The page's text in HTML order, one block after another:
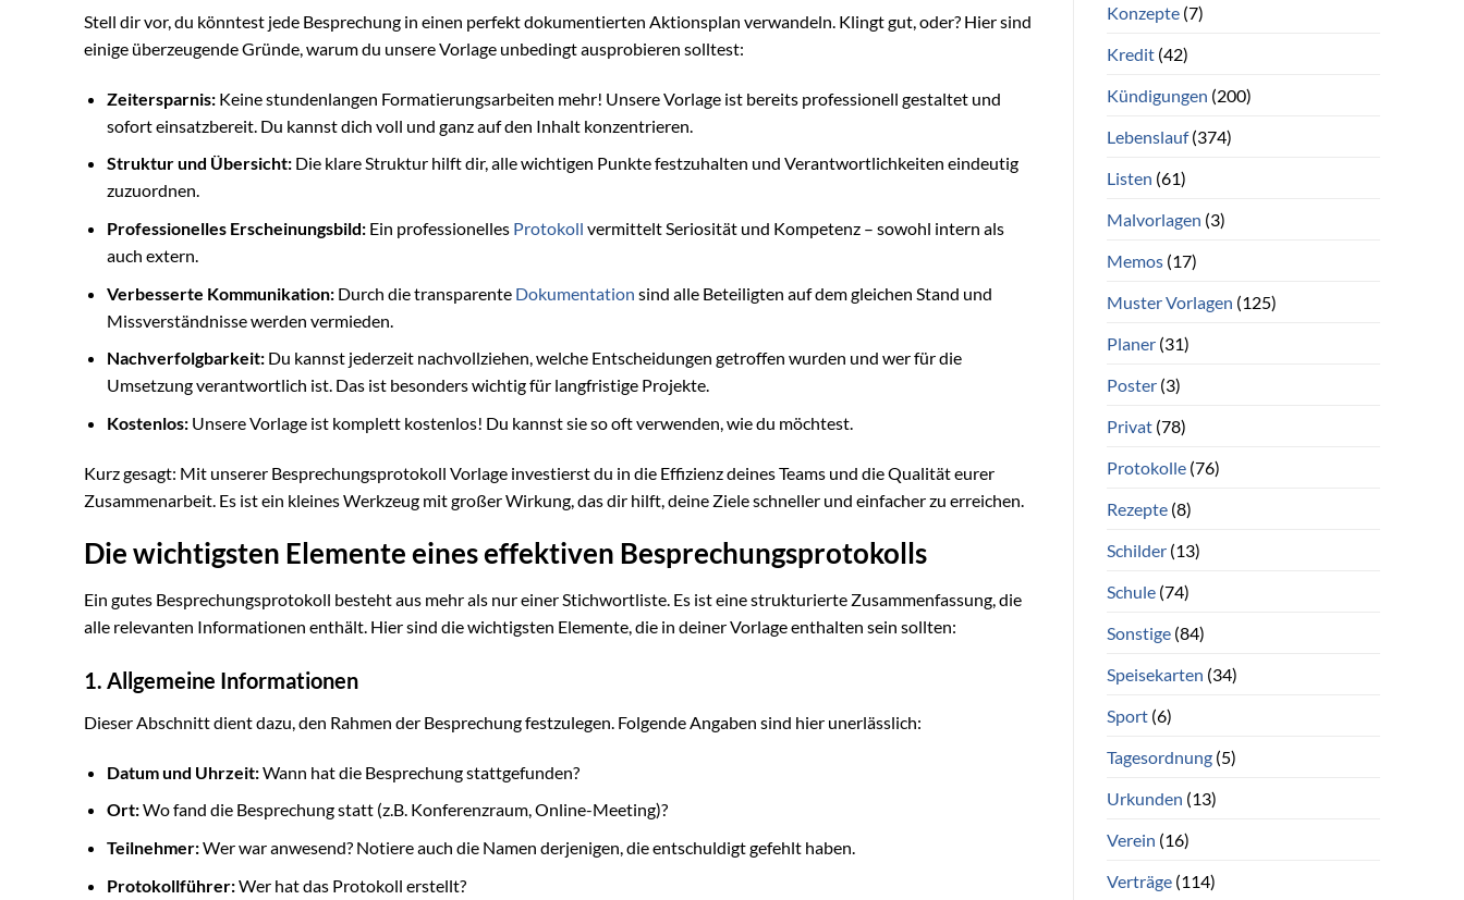
Stell dir vor, du könntest jede Besprechung in einen perfekt dokumentierten Aktionsplan verwandeln. Klingt gut, oder? Hier sind
einige überzeugende Gründe, warum du unsere Vorlage unbedingt ausprobieren solltest:
Zeitersparnis:Keine stundenlangen Formatierungsarbeiten mehr! Unsere Vorlage ist bereits professionell gestaltet und
sofort einsatzbereit. Du kannst dich voll und ganz auf den Inhalt konzentrieren.
Struktur und Übersicht:Die klare Struktur hilft dir, alle wichtigen Punkte festzuhalten und Verantwortlichkeiten eindeutig
zuzuordnen.
Professionelles Erscheinungsbild:Ein professionelles Protokoll vermittelt Seriosität und Kompetenz – sowohl intern als
auch extern.
Verbesserte Kommunikation:Durch die transparente Dokumentation sind alle Beteiligten auf dem gleichen Stand und
Missverständnisse werden vermieden.
Nachverfolgbarkeit:Du kannst jederzeit nachvollziehen, welche Entscheidungen getroffen wurden und wer für die
Umsetzung verantwortlich ist. Das ist besonders wichtig für langfristige Projekte.
Kostenlos:Unsere Vorlage ist komplett kostenlos! Du kannst sie so oft verwenden, wie du möchtest.
Kurz gesagt: Mit unserer Besprechungsprotokoll Vorlage investierst du in die Effizienz deines Teams und die Qualität eurer
Zusammenarbeit. Es ist ein kleines Werkzeug mit großer Wirkung, das dir hilft, deine Ziele schneller und einfacher zu erreichen.
Die wichtigsten Elemente eines effektiven Besprechungsprotokolls
Ein gutes Besprechungsprotokoll besteht aus mehr als nur einer Stichwortliste. Es ist eine strukturierte Zusammenfassung, die
alle relevanten Informationen enthält. Hier sind die wichtigsten Elemente, die in deiner Vorlage enthalten sein sollten:
1. Allgemeine Informationen
Dieser Abschnitt dient dazu, den Rahmen der Besprechung festzulegen. Folgende Angaben sind hier unerlässlich:
Datum und Uhrzeit:Wann hat die Besprechung stattgefunden?
Ort:Wo fand die Besprechung statt (z.B. Konferenzraum, Online-Meeting)?
Teilnehmer:Wer war anwesend? Notiere auch die Namen derjenigen, die entschuldigt gefehlt haben.
Protokollführer:Wer hat das Protokoll erstellt?
Konzepte(7)
Kredit(42)
Kündigungen (200)
Lebenslauf(374)
Listen (61)
Malvorlagen (3)
Memos(17)
Muster Vorlagen (125)
Planer(31)
Poster(3)
Privat(78)
Protokolle(76)
Rezepte(8)
Schilder(13)
Schule(74)
Sonstige(84)
Speisekarten (34)
Sport(6)
Tagesordnung(5)
Urkunden (13)
Verein (16)
Verträge(114)